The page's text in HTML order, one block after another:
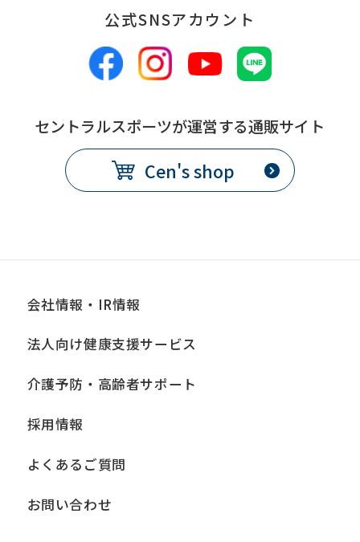
公式SNSアカウント
セントラルスポーツが運営する通販サイト
Cen's shop
会社情報・IR情報
法人向け健康支援サービス
介護予防・高齢者サポート
採用情報
よくあるご質問
お問い合わせ